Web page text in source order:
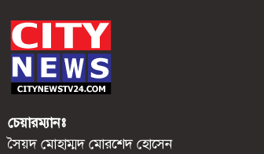
চেয়ারম্যানঃ
সৈয়দ মোহাম্মদ মোরশেদ হোসেন